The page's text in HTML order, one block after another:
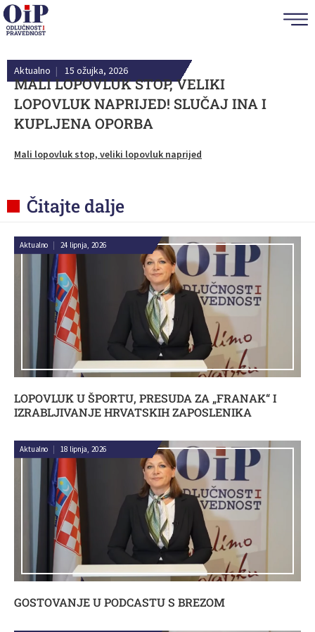
Aktualno | 15 ožujka, 2026
MALI LOPOVLUK STOP, VELIKI
LOPOVLUK NAPRIJED! SLUČAJ INA I
KUPLJENA OPORBA
Mali lopovluk stop, veliki lopovluk naprijed
Čitajte dalje
LOPOVLUK U ŠPORTU, PRESUDA ZA „FRANAK“ I
IZRABLJIVANJE HRVATSKIH ZAPOSLENIKA
Aktualno | 24 lipnja, 2026
GOSTOVANJE U PODCASTU S BREZOM
Aktualno | 18 lipnja, 2026